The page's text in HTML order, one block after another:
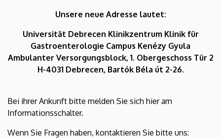
Unsere neue Adresse lautet:
Universität Debrecen Klinikzentrum Klinik für
Gastroenterologie Campus Kenézy Gyula
Ambulanter Versorgungsblock, 1. Obergeschoss Tür 2
H-4031 Debrecen, Bartók Béla út 2-26.
Bei ihrer Ankunft bitte melden Sie sich hier am
Informationsschalter.
Wenn Sie Fragen haben, kontaktieren Sie bitte uns: